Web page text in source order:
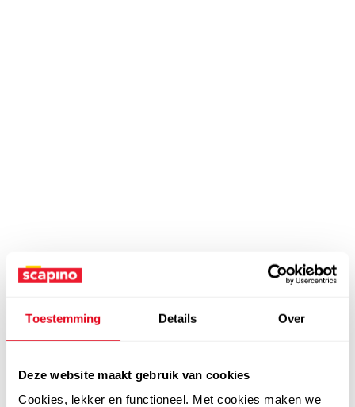
Toestemming Details Over
Deze website maakt gebruik van cookies
Cookies, lekker en functioneel. Met cookies maken we